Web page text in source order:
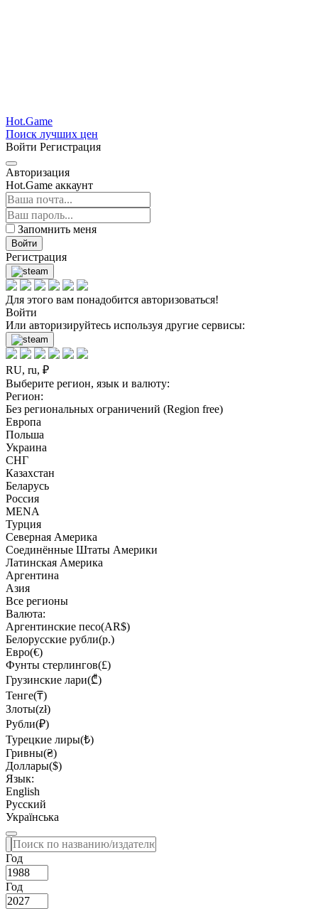
Hot.Game
Поиск лучших цен
Войти Регистрация
Авторизация
Hot.Game аккаунт
Запомнить меня
Войти
Регистрация
Для этого вам понадобится авторизоваться!
Войти
Или авторизируйтесь используя другие сервисы:
RU, ru, ₽
Выберите регион, язык и валюту:
Регион:
Без региональных ограничений (Region free)
Европа
Польша
Украина
СНГ
Казахстан
Беларусь
Россия
MENA
Турция
Северная Америка
Соединённые Штаты Америки
Латинская Америка
Аргентина
Азия
Все регионы
Валюта:
Аргентинские песо(AR$)
Белорусские рубли(р.)
Евро(€)
Фунты стерлингов(£)
Грузинские лари(₾)
Тенге(₸)
Злоты(zł)
Рубли(₽)
Турецкие лиры(₺)
Гривны(₴)
Доллары($)
Язык:
English
Русский
Українська
Год
Год